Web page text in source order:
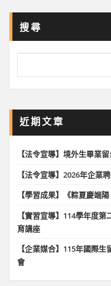
搜尋
近期文章
【法令宣導】境外生畢業
【法令宣導】2026年企業
【學習成果】《粽夏慶端陽
【實習宣導】114學年度
育講座
【企業媒合】115年國際
會